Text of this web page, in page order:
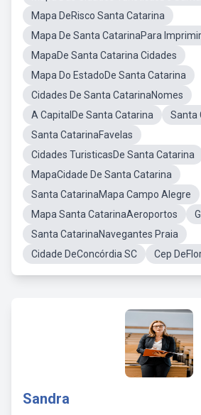
Mapa DeRisco Santa Catarina
Mapa De Santa CatarinaPara Imprimir
MapaDe Santa Catarina Cidades
Mapa Do EstadoDe Santa Catarina
Cidades De Santa CatarinaNomes
A CapitalDe Santa Catarina
Santa
Santa CatarinaFavelas
Cidades TuristicasDe Santa Catarina
MapaCidade De Santa Catarina
Santa CatarinaMapa Campo Alegre
Mapa Santa CatarinaAeroportos
Santa CatarinaNavegantes Praia
Cidade DeConcórdia SC
Cep
Sandra